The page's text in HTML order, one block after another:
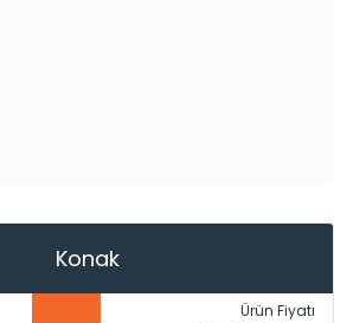
Konak
Ürün Fiyatı